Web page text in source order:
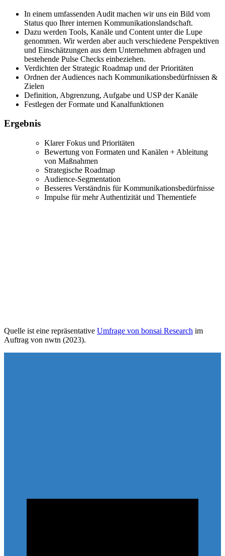
In einem umfassenden Audit machen wir uns ein Bild vom
Status quo Ihrer internen Kommunikationslandschaft.
Dazu werden Tools, Kanäle und Content unter die Lupe
genommen. Wir werden aber auch verschiedene Perspektiven
und Einschätzungen aus dem Unternehmen abfragen und
bestehende Pulse Checks einbeziehen.
Verdichten der Strategic Roadmap und der Prioritäten
Ordnen der Audiences nach Kommunikationsbedürfnissen &
Zielen
Definition, Abgrenzung, Aufgabe und USP der Kanäle
Festlegen der Formate und Kanalfunktionen
Ergebnis
Klarer Fokus und Prioritäten
Bewertung von Formaten und Kanälen + Ableitung
von Maßnahmen
Strategische Roadmap
Audience-Segmentation
Besseres Verständnis für Kommunikationsbedürfnisse
Impulse für mehr Authentizität und Thementiefe
Quelle ist eine repräsentative Umfrage von bonsai Research im
Auftrag von nwtn (2023).